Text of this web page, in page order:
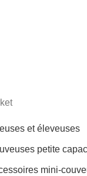
et éleveuses
petite
mini-